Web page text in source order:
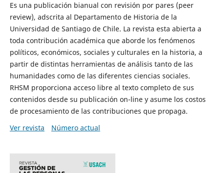
Es una publicación bianual con revisión por pares (peer
review), adscrita al Departamento de Historia de la
Universidad de Santiago de Chile. La revista esta abierta a
toda contribución académica que aborde los fenómenos
políticos, económicos, sociales y culturales en la historia, a
partir de distintas herramientas de análisis tanto de las
humanidades como de las diferentes ciencias sociales.
RHSM proporciona acceso libre al texto completo de sus
contenidos desde su publicación on-line y asume los costos
de procesamiento de las contribuciones que propaga.
Ver revista
Número actual